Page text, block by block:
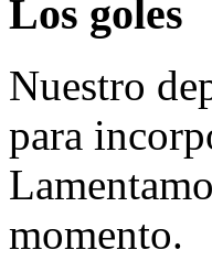
Los goles
Nuestro
para
momento.